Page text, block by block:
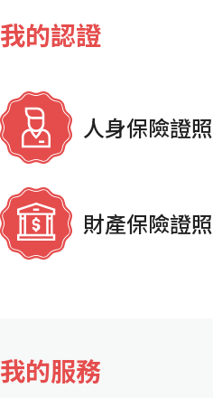
我的認證
人身保險證照
財產保險證照
我的服務